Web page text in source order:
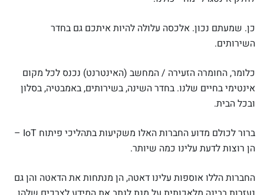
כן. שמעתם נכון. אלכסה עלולה להיות איתכם גם בחדר
השירותים.
כלומר, החומרה הזעירה / המחשב (האינטרנט) נכנס לכל מקום
אינטימי בחיים שלנו. בחדר השינה, בשירותים, באמבטיה, בסלון
ובכל הבית.
ברור לכולם מדוע החברות האלו משקיעות בתהליכי פיתוח IoT –
הן רוצות לדעת עלינו כמה שיותר.
החברות הללו אוספות עלינו דאטה, הן מנתחות את הדאטה והן גם